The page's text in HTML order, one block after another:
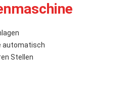
automatisch
Stellen